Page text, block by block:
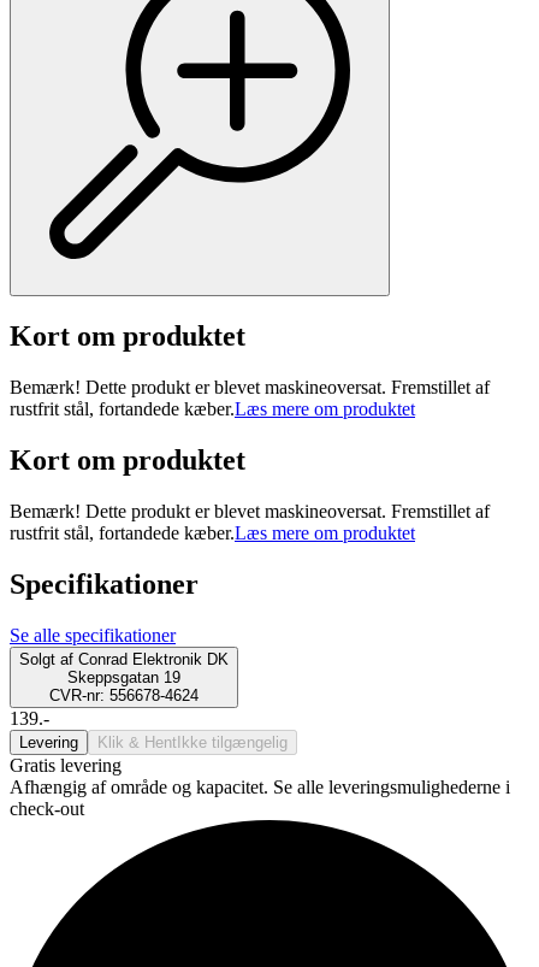
Kort om produktet
Bemærk! Dette produkt er blevet maskineoversat. Fremstillet af
rustfrit stål, fortandede kæber.Læs mere om produktet
Kort om produktet
Bemærk! Dette produkt er blevet maskineoversat. Fremstillet af
rustfrit stål, fortandede kæber.Læs mere om produktet
Specifikationer
Se alle specifikationer
Solgt af Conrad Elektronik DK
Skeppsgatan 19
CVR-nr: 556678-4624
139.-
Levering Klik & Hent Ikke tilgængelig
Gratis levering
Afhængig af område og kapacitet. Se alle leveringsmulighederne i
check-out